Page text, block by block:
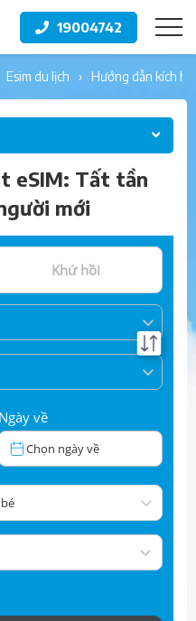
19004742
esim du lịch hướng dẫn kích
eSIM: Tất tần
mới
Khứ hồi
Ngày về
Chọn ngày về